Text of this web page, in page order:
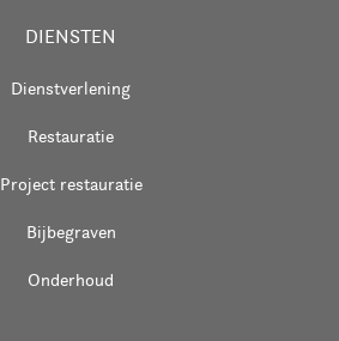
DIENSTEN
Dienstverlening
Restauratie
Project restauratie
Bijbegraven
Onderhoud